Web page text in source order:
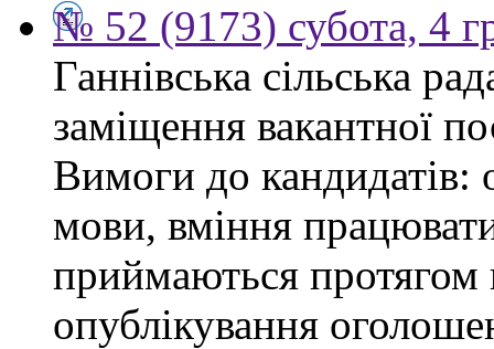
№ 52 (9173) субота, 4
Ганнівська сільська
заміщення вакантної
Вимоги до кандидатів:
мови, вміння
приймаються протягом
опублікування